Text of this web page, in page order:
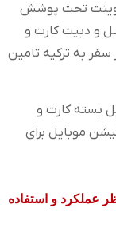
تحت پوشش
و دبیت کارت و
به ترکیه تامین
تحویل بسته کارت و
موبایل برای
عملکرد و استفاده